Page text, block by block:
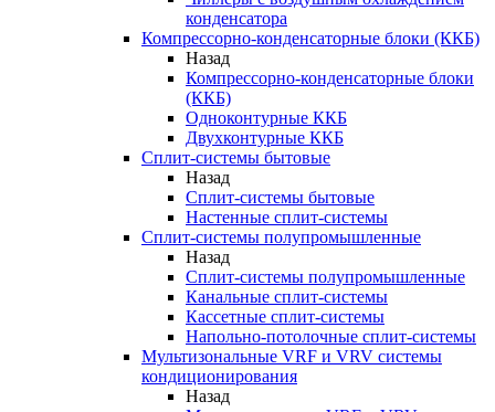
конденсатора
Компрессорно-конденсаторные блоки (ККБ)
Назад
Компрессорно-конденсаторные блоки
(ККБ)
Одноконтурные ККБ
Двухконтурные ККБ
Сплит-системы бытовые
Назад
Сплит-системы бытовые
Настенные сплит-системы
Сплит-системы полупромышленные
Назад
Сплит-системы полупромышленные
Канальные сплит-системы
Кассетные сплит-системы
Напольно-потолочные сплит-системы
Мультизональные VRF и VRV системы
кондиционирования
Назад